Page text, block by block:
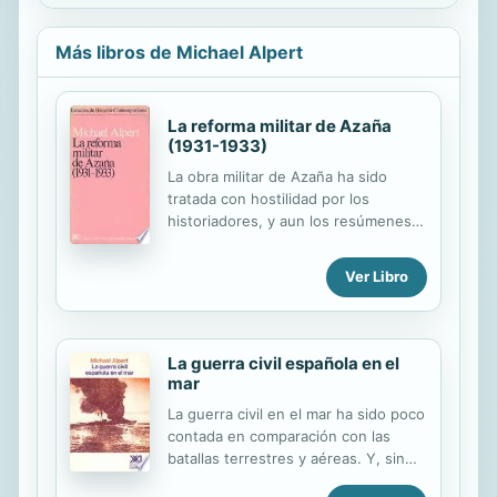
Más libros de Michael Alpert
La reforma militar de Azaña
(1931-1933)
La obra militar de Azaña ha sido
tratada con hostilidad por los
historiadores, y aun los resúmenes
contemporánea de España rara vez
omiten decir que Azaña trituró al
Ejército. Este libro no pretende ser
definir la naturaleza de su
pensamiento militar y analizar la
fondo de las exigencias bélicas de
España y el de las limitaciones
impuestas por el nivel social, político
y económico del país en aquella
Ver Libro
La guerra civil española en el
mar
La guerra civil en el mar ha sido poco
contada en comparación con las
batallas terrestres y aéreas. Y, sin